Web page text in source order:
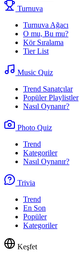
Turnuva
Turnuva Ağacı
O mu, Bu mu?
Kör Sıralama
Tier List
Music Quiz
Trend Sanatçılar
Popüler Playlistler
Nasıl Oynanır?
Photo Quiz
Trend
Kategoriler
Nasıl Oynanır?
Trivia
Trend
En Son
Popüler
Kategoriler
Keşfet